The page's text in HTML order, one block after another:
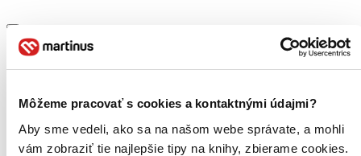
Môžeme pracovať s cookies a kontaktnými údajmi?
Aby sme vedeli, ako sa na našom webe správate, a mohli
vám zobraziť tie najlepšie tipy na knihy, zbierame cookies.
Najdrahšie
Najlacnejšie
Najvyššia zľava